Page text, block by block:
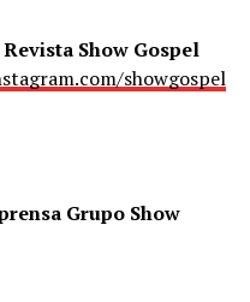
Show Gospel
showgospel
Grupo Show